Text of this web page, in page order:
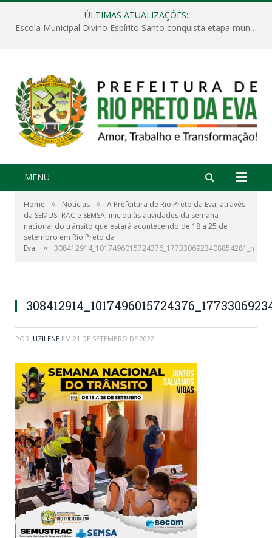
ÚLTIMAS ATUALIZAÇÕES:
Escola Municipal Divino Espírito Santo conquista etapa municipal da V Feira Amazonense de Matemática
MENU
Home » Notícias »
A Prefeitura de Rio Preto da Eva, através
da SEMUSTRAC e SEMSA, iniciou às atividades da semana
nacional do trânsito que estará acontecendo de 18 a 25 de
setembro em Rio Preto da
Eva.
» 308412914_1017496015724376_1773306923408854281_n
POR JUZILENE EM 21 DE SETEMBRO DE 2022